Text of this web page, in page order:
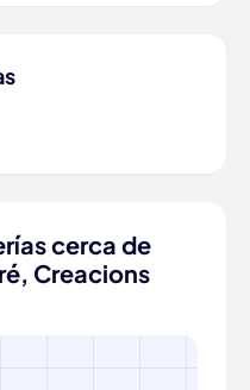
cerca de
Creacions